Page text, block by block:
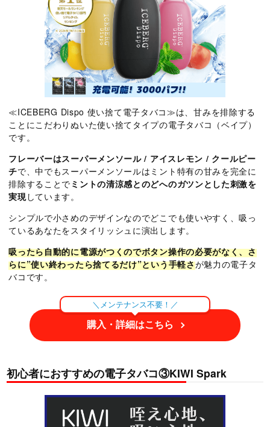
≪ICEBERG Dispo 使い捨て電子タバコ≫は、甘みを排除する
ことにこだわりぬいた使い捨てタイプの電子タバコ（ベイプ）
です。
フレーバーはスーパーメンソール / アイスレモン / クールピー
チで、中でもスーパーメンソールはミント特有の甘みを完全に
排除することで ミントの清涼感とのどへのガツンとした刺激を
実現しています。
シンプルで小さめのデザインなのでどこでも使いやすく、吸っ
ているあなたをスタイリッシュに演出します。
吸ったら自動的に電源がつくのでボタン操作の必要がなく、さ
らに”使い終わったら捨てるだけ”という手軽さが魅力の電子タ
バコです。
＼メンテナンス不要！／
購入・詳細はこちら
初心者におすすめの電子タバコ③KIWI Spark